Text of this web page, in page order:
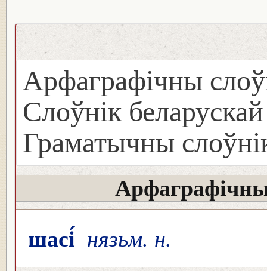
Арфаграфічны
Слоўнік
Граматычны
шасі́ нязьм. н.